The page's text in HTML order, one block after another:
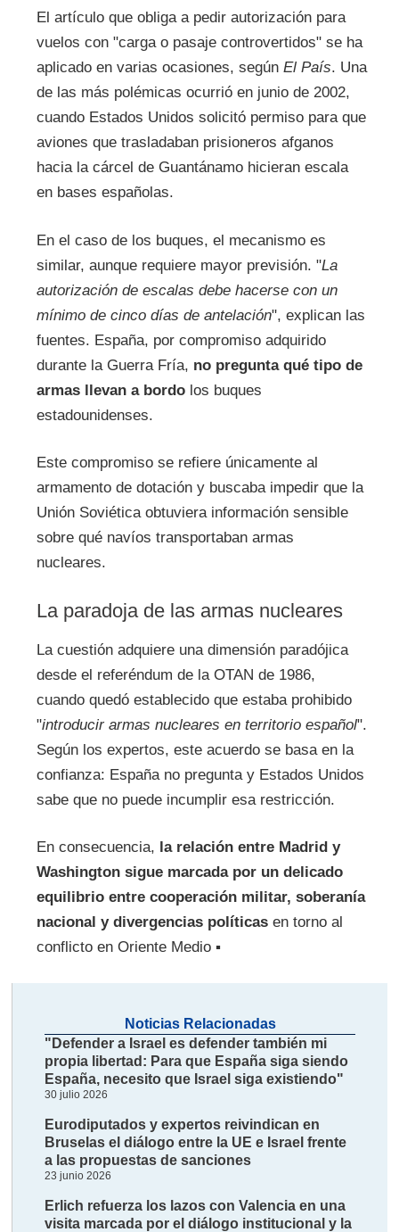
El artículo que obliga a pedir autorización para
vuelos con "carga o pasaje controvertidos" se ha
aplicado en varias ocasiones, según El País. Una
de las más polémicas ocurrió en junio de 2002,
cuando Estados Unidos solicitó permiso para que
aviones que trasladaban prisioneros afganos
hacia la cárcel de Guantánamo hicieran escala
en bases españolas.
En el caso de los buques, el mecanismo es
similar, aunque requiere mayor previsión. "La
autorización de escalas debe hacerse con un
mínimo de cinco días de antelación", explican las
fuentes. España, por compromiso adquirido
durante la Guerra Fría, no pregunta qué tipo de
armas llevan a bordolos buques
estadounidenses.
Este compromiso se refiere únicamente al
armamento de dotación y buscaba impedir que la
Unión Soviética obtuviera información sensible
sobre qué navíos transportaban armas
nucleares.
La paradoja de las armas nucleares
La cuestión adquiere una dimensión paradójica
desde el referéndum de la OTAN de 1986,
cuando quedó establecido que estaba prohibido
"introducir armas nucleares en territorio español".
Según los expertos, este acuerdo se basa en la
confianza: España no pregunta y Estados Unidos
sabe que no puede incumplir esa restricción.
En consecuencia, la relación entre Madrid y
Washington sigue marcada por un delicado
equilibrio entre cooperación militar, soberanía
nacional y divergencias políticasen torno al
conflicto en Oriente Medio ▪
Noticias Relacionadas
"Defender a Israel es defender también mi
propia libertad: Para que España siga siendo
España, necesito que Israel siga existiendo"
30 julio 2026
Eurodiputados y expertos reivindican en
Bruselas el diálogo entre la UE e Israel frente
a las propuestas de sanciones
23 junio 2026
Erlich refuerza los lazos con Valencia en una
visita marcada por el diálogo institucional y la